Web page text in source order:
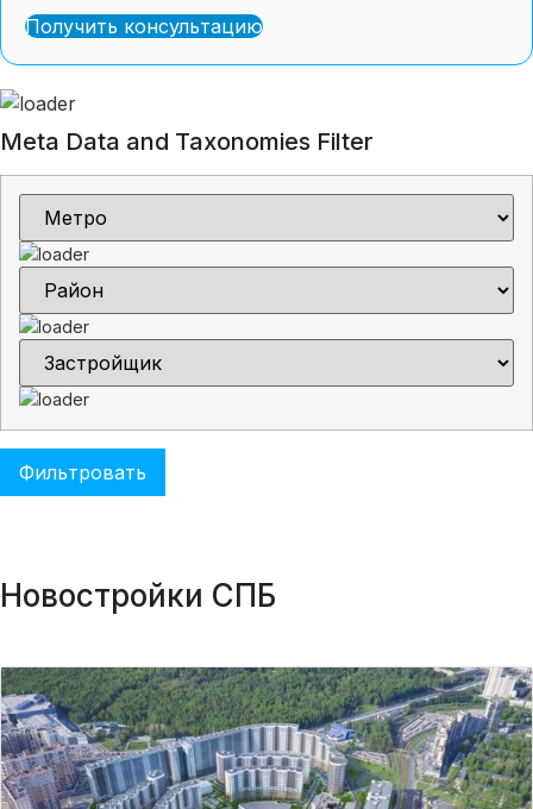
Получить консультацию
Meta Data and Taxonomies Filter
Новостройки СПБ